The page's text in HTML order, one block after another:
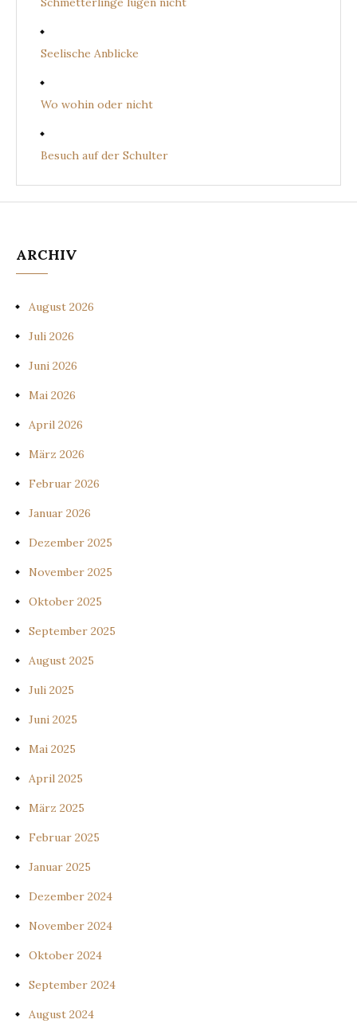
Seelische Anblicke
Wo wohin oder nicht
Besuch auf der Schulter
ARCHIV
August 2026
Juli 2026
Juni 2026
Mai 2026
April 2026
März 2026
Februar 2026
Januar 2026
Dezember 2025
November 2025
Oktober 2025
September 2025
August 2025
Juli 2025
Juni 2025
Mai 2025
April 2025
März 2025
Februar 2025
Januar 2025
Dezember 2024
November 2024
Oktober 2024
September 2024
August 2024